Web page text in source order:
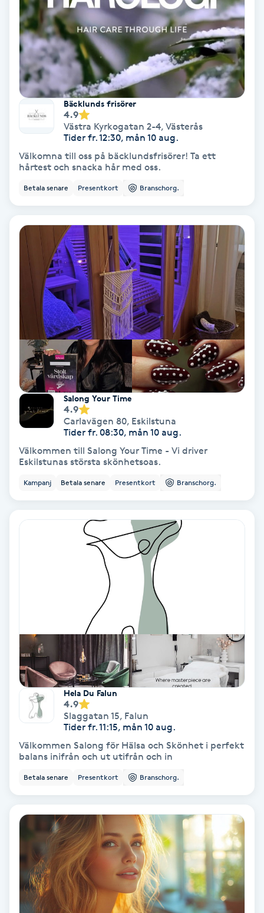
Diamantslipning
Enzympeeling
Extensions
Extensions borttagning
Eyeliner-tatuering
Face framing
Faceliftmassage
Fet hårbotten
Fettreducering
Fibromassage
Fillers
Fotmassage
Fotvård
Fransar
Fransborttagning
Fransförlängning Megavolym
Fransförlängning Volym
Fransk manikyr
Fransrengöring
Friskvård
Friskvårdsmassage
Frisör
Funktionsanalys
Bäcklunds frisörer
4.9
Västra Kyrkogatan 2-4, Västerås
Tider fr. 12:30, mån 10 aug.
Välkomna till oss på bäcklundsfrisörer! Ta ett
hårtest och snacka hår med oss.
Betala senare Presentkort Branschorg.
Salong Your Time
4.9
Carlavägen 80, Eskilstuna
Tider fr. 08:30, mån 10 aug.
Välkommen till Salong Your Time - Vi driver
Eskilstunas största skönhetsoas.
Kampanj Betala senare Presentkort Branschorg.
Hela Du Falun
4.9
Slaggatan 15, Falun
Tider fr. 11:15, mån 10 aug.
Välkommen Salong för Hälsa och Skönhet i perfekt
balans inifrån och ut utifrån och in
Betala senare Presentkort Branschorg.